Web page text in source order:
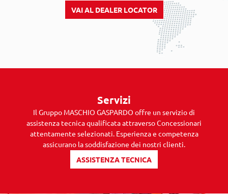
VAI AL DEALER LOCATOR
Servizi
Il Gruppo MASCHIO GASPARDO offre un servizio di
assistenza tecnica qualificata attraverso Concessionari
attentamente selezionati. Esperienza e competenza
assicurano la soddisfazione dei nostri clienti.
ASSISTENZA TECNICA